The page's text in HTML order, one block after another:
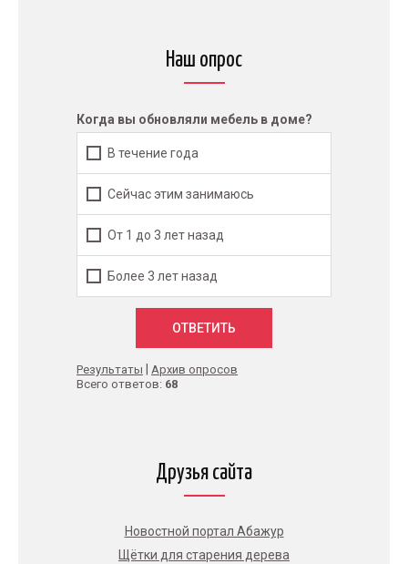
Наш опрос
Когда вы обновляли мебель в доме?
В течение года
Сейчас этим занимаюсь
От 1 до 3 лет назад
Более 3 лет назад
Результаты
Архив опросов
Всего ответов: 68
Друзья сайта
Новостной портал Абажур
Щётки для старения дерева